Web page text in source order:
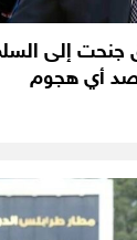
جنحت إلى
أي هجوم